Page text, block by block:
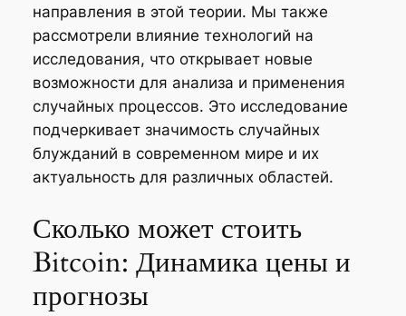
направления в этой теории. Мы также
рассмотрели влияние технологий на
исследования, что открывает новые
возможности для анализа и применения
случайных процессов. Это исследование
подчеркивает значимость случайных
блужданий в современном мире и их
актуальность для различных областей.
Сколько может стоить
Bitcoin: Динамика цены и
прогнозы